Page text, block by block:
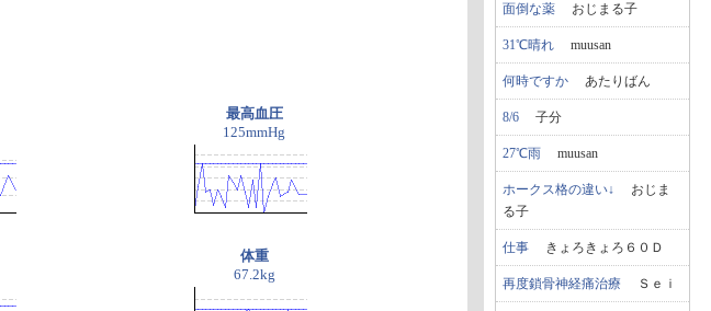
最高血圧
125mmHg
体重
67.2kg
面倒な薬 おじまる子
31℃晴れ muusan
何時ですか あたりばん
8/6 子分
27℃雨 muusan
ホークス格の違い↓ おじま
る子
仕事 きょろきょろ６０Ｄ
再度鎖骨神経痛治療 Ｓｅｉ